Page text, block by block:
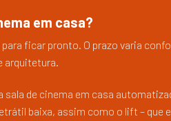
em casa?
ficar pronto. O prazo varia
arquitetura.
de cinema em casa
baixa, assim como o lift – que